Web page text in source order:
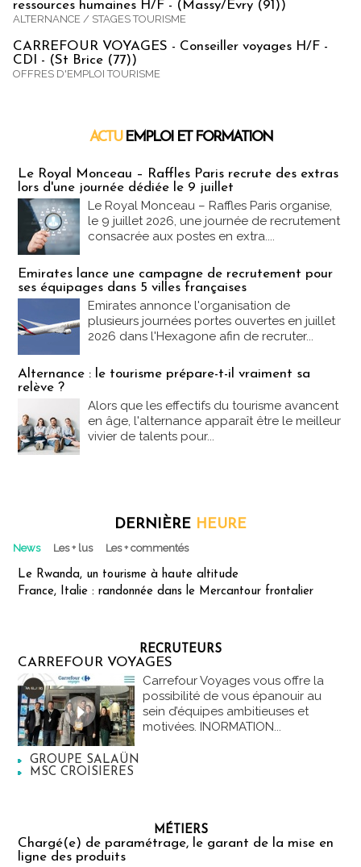
ressources humaines H/F - (Massy/Evry (91))
ALTERNANCE / STAGES TOURISME
CARREFOUR VOYAGES - Conseiller voyages H/F -
CDI - (St Brice (77))
OFFRES D'EMPLOI TOURISME
ACTU EMPLOI ET FORMATION
Le Royal Monceau – Raffles Paris recrute des extras
lors d'une journée dédiée le 9 juillet
Le Royal Monceau – Raffles Paris organise,
le 9 juillet 2026, une journée de recrutement
consacrée aux postes en extra....
Emirates lance une campagne de recrutement pour
ses équipages dans 5 villes françaises
Emirates annonce l'organisation de
plusieurs journées portes ouvertes en juillet
2026 dans l'Hexagone afin de recruter...
Alternance : le tourisme prépare-t-il vraiment sa
relève ?
Alors que les effectifs du tourisme avancent
en âge, l'alternance apparaît être le meilleur
vivier de talents pour...
DERNIÈRE HEURE
News Les + lus Les + commentés
Le Rwanda, un tourisme à haute altitude
France, Italie : randonnée dans le Mercantour frontalier
RECRUTEURS
CARREFOUR VOYAGES
Carrefour Voyages vous offre la
possibilité de vous épanouir au
sein d’équipes ambitieuses et
motivées. INORMATION...
GROUPE SALAÜN
MSC CROISIERES
MÉTIERS
Chargé(e) de paramétrage, le garant de la mise en
ligne des produits